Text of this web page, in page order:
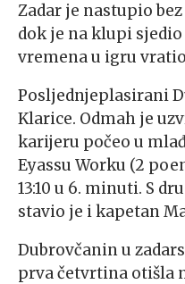
Zadar je nastupio
dok je na klupi
vremena u igru
Posljednjeplasirani
Klarice. Odmah je
karijeru počeo u
Eyassu Worku (2
13:10 u 6. minuti. S
stavio je i kapetan
Dubrovčanin u
prva četvrtina otišla